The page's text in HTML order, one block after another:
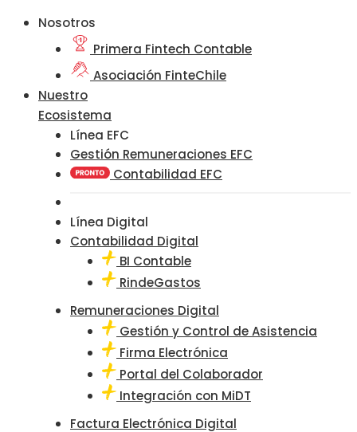
Nosotros
Primera Fintech Contable
Asociación FinteChile
Nuestro
Ecosistema
Línea EFC
Gestión Remuneraciones EFC
Contabilidad EFC
Línea Digital
Contabilidad Digital
BI Contable
RindeGastos
Remuneraciones Digital
Gestión y Control de Asistencia
Firma Electrónica
Portal del Colaborador
Integración con MiDT
Factura Electrónica Digital